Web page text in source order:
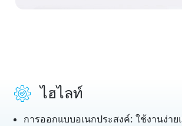
ไฮไลท์
การออกแบบอเนกประสงค์: ใช้งานง่าย